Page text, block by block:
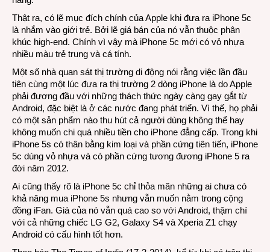
Thật ra, có lẽ mục đích chính của Apple khi đưa ra iPhone 5c
là nhắm vào giới trẻ. Bởi lẽ giá bán của nó vẫn thuộc phân
khúc high-end. Chính vì vậy mà iPhone 5c mới có vỏ nhựa
nhiều màu trẻ trung và cá tính.
Một số nhà quan sát thị trường di động nói rằng việc lần đầu
tiên cùng một lúc đưa ra thị trường 2 dòng iPhone là do Apple
phải đương đầu với những thách thức ngày càng gay gắt từ
Android, đặc biệt là ở các nước đang phát triển. Vì thế, họ phải
có một sản phẩm nào thu hút cả người dùng không thể hay
không muốn chi quá nhiều tiền cho iPhone đẳng cấp. Trong khi
iPhone 5s có thân bằng kim loại và phần cứng tiên tiến, iPhone
5c dùng vỏ nhựa và có phần cứng tương đương iPhone 5 ra
đời năm 2012.
Ai cũng thấy rõ là iPhone 5c chỉ thỏa mãn những ai chưa có
khả năng mua iPhone 5s nhưng vẫn muốn nằm trong cộng
đồng iFan. Giá của nó vẫn quá cao so với Android, thậm chí
với cả những chiếc LG G2, Galaxy S4 và Xperia Z1 chạy
Android có cấu hình tốt hơn.